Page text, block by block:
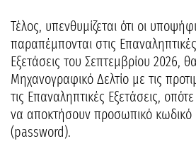
Τέλος, υπενθυμίζεται ότι οι
παραπέμπονται στις
Εξετάσεις του Σεπτεμβρίου 2026,
Μηχανογραφικό Δελτίο με τις
τις Επαναληπτικές Εξετάσεις,
να αποκτήσουν προσωπικό κωδικό
(password).